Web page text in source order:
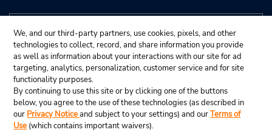
We, and our third-party partners, use cookies, pixels, and other
technologies to collect, record, and share information you provide
as well as information about your interactions with our site for ad
targeting, analytics, personalization, customer service and for site
functionality purposes.
By continuing to use this site or by clicking one of the buttons
below, you agree to the use of these technologies (as described in
our Privacy Noticeand subject to your settings) and ourTerms of
Use (which contains important waivers).